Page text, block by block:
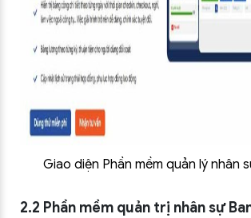
Giao diện Phần mềm quản lý nhân
2.2 Phần mềm quản trị nhân sự